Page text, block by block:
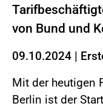
von Bund und
09.10.2024 |
Mit der heutigen
Berlin ist der